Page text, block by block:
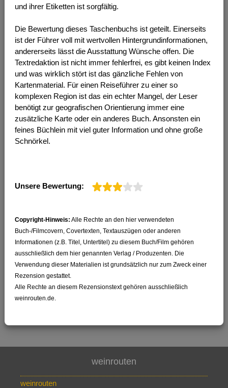
und ihrer Etiketten ist sorgfältig.
Die Bewertung dieses Taschenbuchs ist geteilt. Einerseits
ist der Führer voll mit wertvollen Hintergrundinformationen,
andererseits lässt die Ausstattung Wünsche offen. Die
Textredaktion ist nicht immer fehlerfrei, es gibt keinen Index
und was wirklich stört ist das gänzliche Fehlen von
Kartenmaterial. Für einen Reiseführer zu einer so
komplexen Region ist das ein echter Mangel, der Leser
benötigt zur geografischen Orientierung immer eine
zusätzliche Karte oder ein anderes Buch. Ansonsten ein
feines Büchlein mit viel guter Information und ohne große
Schnörkel.
Unsere Bewertung:
Copyright-Hinweis: Alle Rechte an den hier verwendeten
Buch-/Filmcovern, Covertexten, Textauszügen oder anderen
Informationen (z.B. Titel, Untertitel) zu diesem Buch/Film gehören
ausschließlich dem hier genannten Verlag / Produzenten. Die
Verwendung dieser Materialien ist grundsätzlich nur zum Zweck einer
Rezension gestattet.
Alle Rechte an diesem Rezensionstext gehören ausschließlich
weinrouten.de.
weinrouten
weinrouten